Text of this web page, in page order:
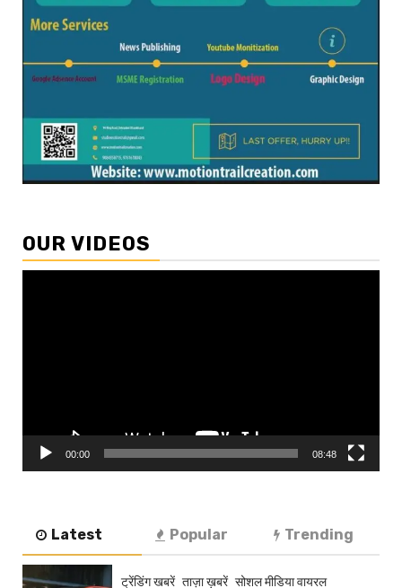
OUR VIDEOS
00:00 08:48
Latest Popular Trending
ट्रेंडिंग खबरें ताज़ा ख़बरें सोशल मीडिया वायरल